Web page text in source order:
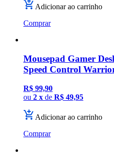
Adicionar ao carrinho
Comprar
Mousepad Gamer
Speed Control
R$ 99,90
ou 2 x de R$ 49,95
Adicionar ao carrinho
Comprar